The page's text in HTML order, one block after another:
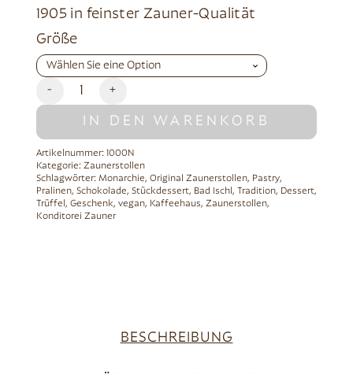
1905 in feinster Zauner-Qualität
Größe
- +
IN DEN WARENKORB
Alternative:
Artikelnummer: 1000N
Kategorie: Zaunerstollen
Schlagwörter: Monarchie, Original Zaunerstollen, Pastry,
Pralinen, Schokolade, Stückdessert, Bad Ischl , Tradition, Dessert,
Trüffel , Geschenk, vegan, Kaffeehaus, Zaunerstollen,
Konditorei Zauner
BESCHREIBUNG